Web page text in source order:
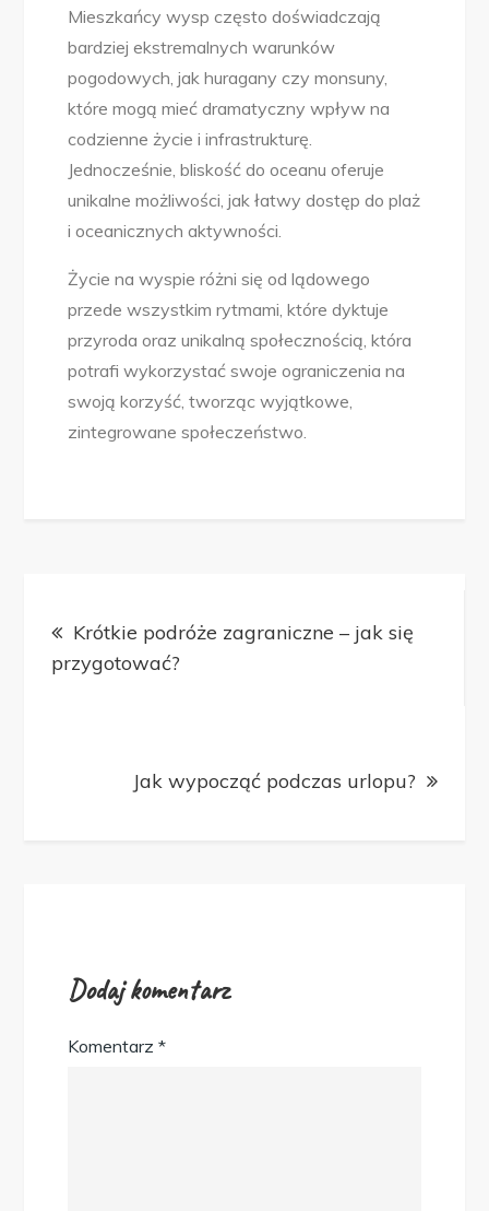
Mieszkańcy wysp często doświadczają
bardziej ekstremalnych warunków
pogodowych, jak huragany czy monsuny,
które mogą mieć dramatyczny wpływ na
codzienne życie i infrastrukturę.
Jednocześnie, bliskość do oceanu oferuje
unikalne możliwości, jak łatwy dostęp do plaż
i oceanicznych aktywności.
Życie na wyspie różni się od lądowego
przede wszystkim rytmami, które dyktuje
przyroda oraz unikalną społecznością, która
potrafi wykorzystać swoje ograniczenia na
swoją korzyść, tworząc wyjątkowe,
zintegrowane społeczeństwo.
wpisu
Krótkie podróże zagraniczne – jak się
przygotować?
Jak wypocząć podczas urlopu?
Dodaj komentarz
Komentarz*